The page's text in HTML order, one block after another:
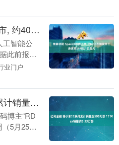
维嘉优配 SpaceX即将上市, 约400名持股员工身家预计将达1亿美元
工智能公
此前报
模的四
业门户
亿利金融 曝小米17系列累计销量超500万部 17 Max销量约5.33万部
博主“RD
5月25日
量约508